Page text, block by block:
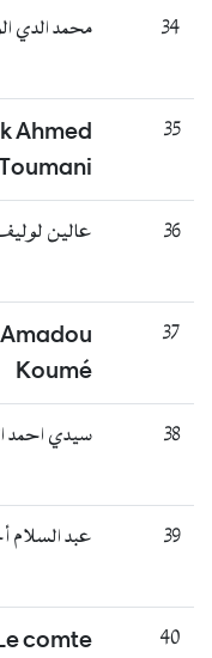
محمد الدي الوالي
Ahmed
Toumani
عالين لوليف
Amadou
Koumé
سيدي احمد
عبد السلام
Le comte